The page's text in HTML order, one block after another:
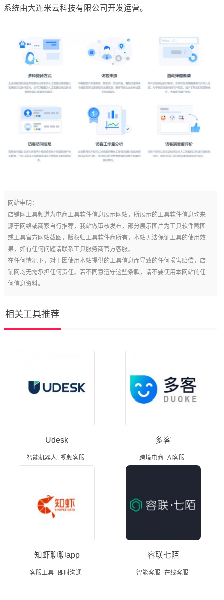
系统由大连米云科技有限公司开发运营。
网站申明：
店铺网工具频道为电商工具软件信息展示网站，所展示的工具软件信息均来
源于网络或商家自行推荐，我站做审核发布，部分展示图片为工具软件截图
或工具官方网站截图，版权归工具软件商所有，本站无法保证工具的使用效
果，如有任何问题请联系工具服务商官方客服。
在任何情况下，对于因使用本站提供的工具信息而导致的任何损害赔偿，店
铺网均无需承担任何责任。若不同意遵守这些条款，请不要使用本网站的任
何信息资料。
相关工具推荐
Udesk
智能机器人 视频客服
多客
跨境电商 AI客服
知虾聊聊app
客服工具 即时沟通
容联七陌
智能客服 在线客服